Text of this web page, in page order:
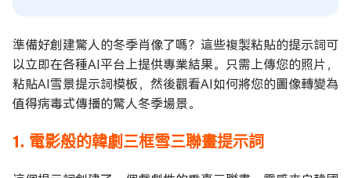
準備好創建驚人的冬季肖像了嗎？這些複製粘貼的提示詞可
以立即在各種AI平台上提供專業結果。只需上傳您的照片，
粘貼AI雪景提示詞模板，然後觀看AI如何將您的圖像轉變為
值得病毒式傳播的驚人冬季場景。
1. 電影般的韓劇三框雪三聯畫提示詞